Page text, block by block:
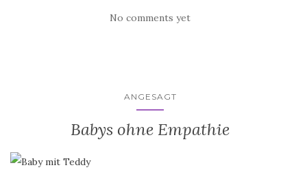
No comments yet
ANGESAGT
Babys ohne Empathie